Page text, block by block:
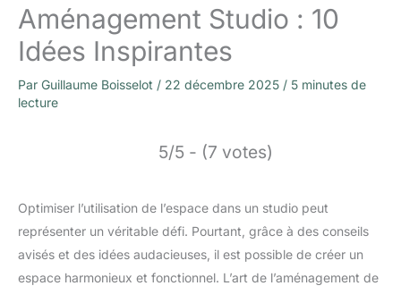
Aménagement Studio : 10
Idées Inspirantes
Par Guillaume Boisselot / 22 décembre 2025 / 5 minutes de
lecture
5/5 - (7 votes)
Optimiser l’utilisation de l’espace dans un studio peut
représenter un véritable défi. Pourtant, grâce à des conseils
avisés et des idées audacieuses, il est possible de créer un
espace harmonieux et fonctionnel. L’art de l’aménagement de